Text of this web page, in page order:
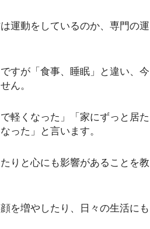
運動をしているのか、専門の運
すが「食事、睡眠」と違い、今
ん。
軽くなった」「家にずっと居た
った」と言います。
りと心にも影響があることを教
を増やしたり、日々の生活にも